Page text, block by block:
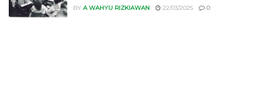
BY A WAHYU RIZKIAWAN 22/03/2025 0